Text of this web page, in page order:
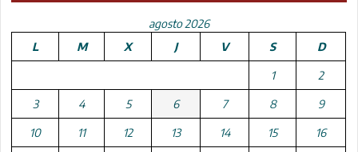
agosto 2026
L
M X J V S D
1 2
3 4 5 6 7 8 9
10 11 12 13 14 15 16